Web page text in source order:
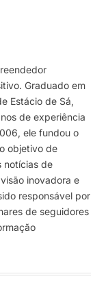
Graduado em
Estácio de Sá,
de experiência
ele fundou o
objetivo de
notícias de
inovadora e
responsável por
de seguidores